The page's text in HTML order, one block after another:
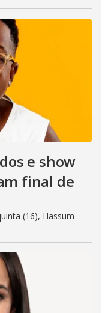
e show
final de
(16), Hassum